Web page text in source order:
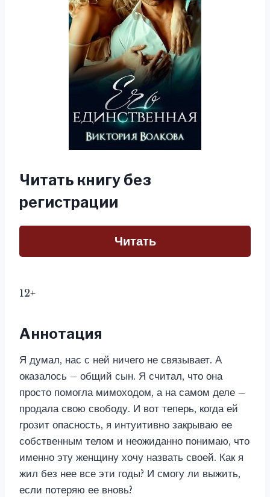
Читать книгу без
регистрации
Читать
12+
Аннотация
Я думал, нас с ней ничего не связывает. А
оказалось – общий сын. Я считал, что она
просто помогла мимоходом, а на самом деле –
продала свою свободу. И вот теперь, когда ей
грозит опасность, я интуитивно закрываю ее
собственным телом и неожиданно понимаю, что
именно эту женщину хочу назвать своей. Как я
жил без нее все эти годы? И смогу ли выжить,
если потеряю ее вновь?